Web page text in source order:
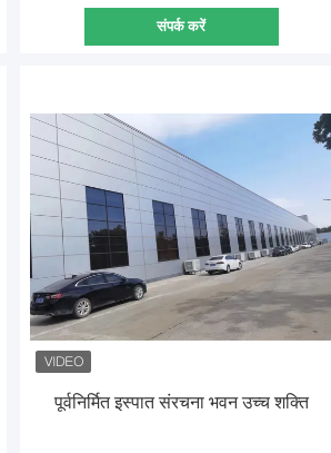
संपर्क करें
पूर्वनिर्मित इस्पात संरचना भवन उच्च शक्ति